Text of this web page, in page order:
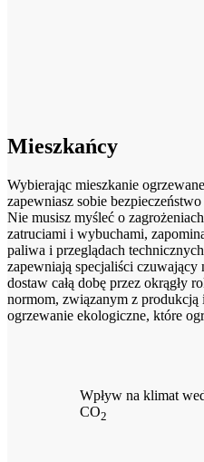
Mieszkańcy
Wybierając mieszkanie
zapewniasz sobie
Nie musisz myśleć o
zatruciami i wybuchami,
paliwa i przeglądach
zapewniają specjaliści czuwający
dostaw całą dobę przez okrągły
normom, związanym z produkcją
ogrzewanie ekologiczne, które
Wpływ na klimat
CO2